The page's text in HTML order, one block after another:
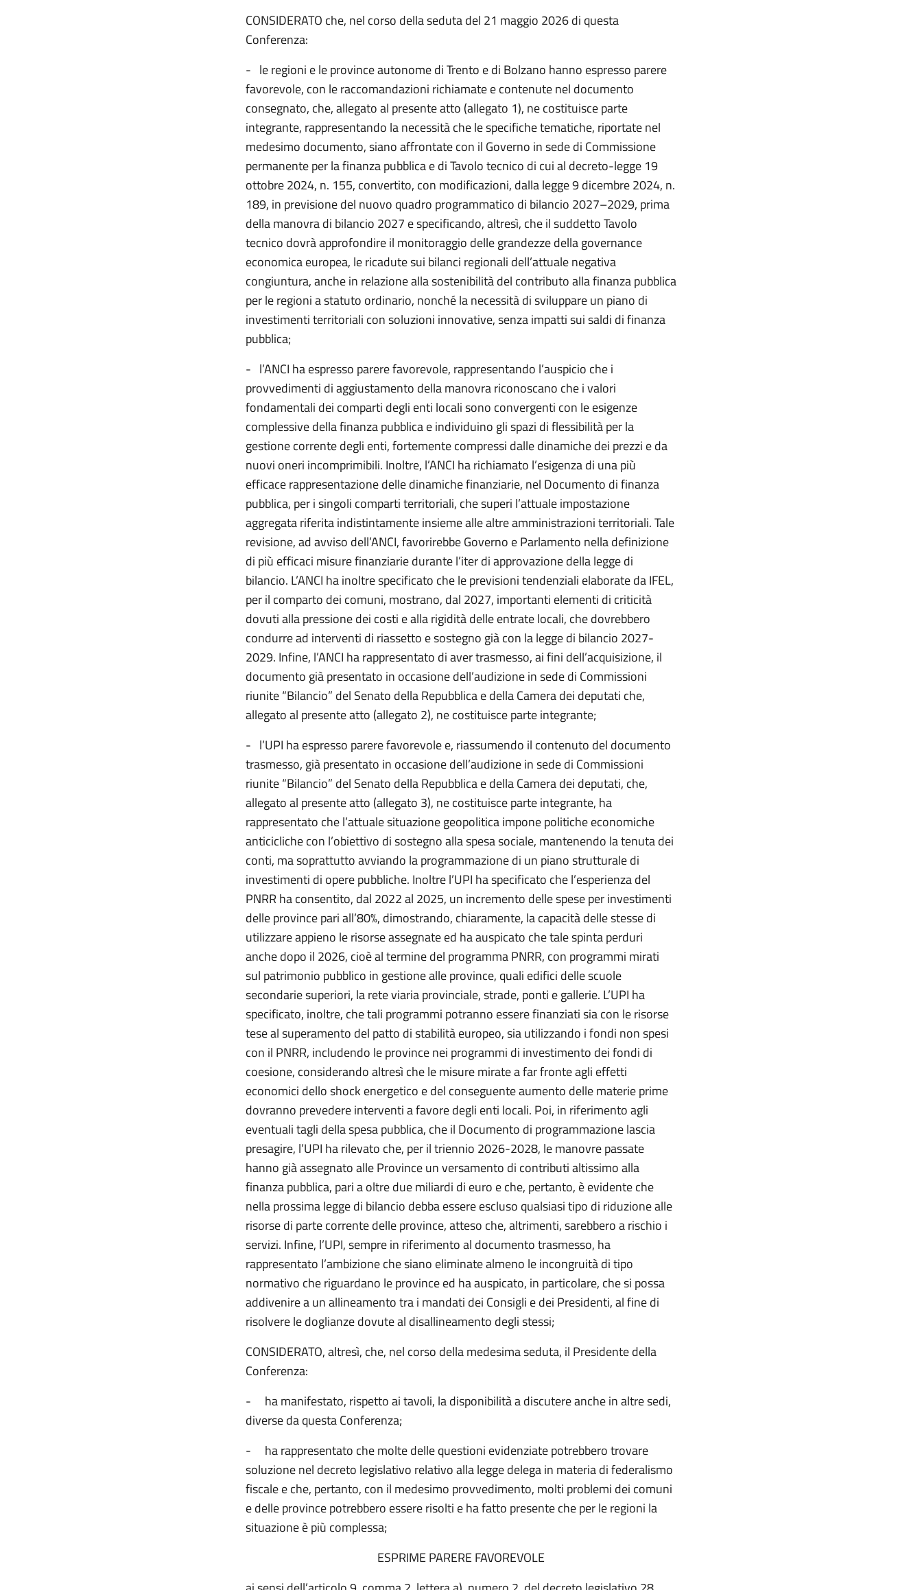
CONSIDERATO che, nel corso della seduta del 21 maggio 2026 di questa
Conferenza:
- le regioni e le province autonome di Trento e di Bolzano hanno espresso parere
favorevole, con le raccomandazioni richiamate e contenute nel documento
consegnato, che, allegato al presente atto (allegato 1), ne costituisce parte
integrante, rappresentando la necessità che le specifiche tematiche, riportate nel
medesimo documento, siano affrontate con il Governo in sede di Commissione
permanente per la finanza pubblica e di Tavolo tecnico di cui al decreto-legge 19
ottobre 2024, n. 155, convertito, con modificazioni, dalla legge 9 dicembre 2024, n.
189, in previsione del nuovo quadro programmatico di bilancio 2027–2029, prima
della manovra di bilancio 2027 e specificando, altresì, che il suddetto Tavolo
tecnico dovrà approfondire il monitoraggio delle grandezze della governance
economica europea, le ricadute sui bilanci regionali dell’attuale negativa
congiuntura, anche in relazione alla sostenibilità del contributo alla finanza pubblica
per le regioni a statuto ordinario, nonché la necessità di sviluppare un piano di
investimenti territoriali con soluzioni innovative, senza impatti sui saldi di finanza
pubblica;
- l’ANCI ha espresso parere favorevole, rappresentando l’auspicio che i
provvedimenti di aggiustamento della manovra riconoscano che i valori
fondamentali dei comparti degli enti locali sono convergenti con le esigenze
complessive della finanza pubblica e individuino gli spazi di flessibilità per la
gestione corrente degli enti, fortemente compressi dalle dinamiche dei prezzi e da
nuovi oneri incomprimibili. Inoltre, l’ANCI ha richiamato l’esigenza di una più
efficace rappresentazione delle dinamiche finanziarie, nel Documento di finanza
pubblica, per i singoli comparti territoriali, che superi l’attuale impostazione
aggregata riferita indistintamente insieme alle altre amministrazioni territoriali. Tale
revisione, ad avviso dell’ANCI, favorirebbe Governo e Parlamento nella definizione
di più efficaci misure finanziarie durante l’iter di approvazione della legge di
bilancio. L’ANCI ha inoltre specificato che le previsioni tendenziali elaborate da IFEL,
per il comparto dei comuni, mostrano, dal 2027, importanti elementi di criticità
dovuti alla pressione dei costi e alla rigidità delle entrate locali, che dovrebbero
condurre ad interventi di riassetto e sostegno già con la legge di bilancio 2027-
2029. Infine, l’ANCI ha rappresentato di aver trasmesso, ai fini dell’acquisizione, il
documento già presentato in occasione dell’audizione in sede di Commissioni
riunite “Bilancio” del Senato della Repubblica e della Camera dei deputati che,
allegato al presente atto (allegato 2), ne costituisce parte integrante;
- l’UPI ha espresso parere favorevole e, riassumendo il contenuto del documento
trasmesso, già presentato in occasione dell’audizione in sede di Commissioni
riunite “Bilancio” del Senato della Repubblica e della Camera dei deputati, che,
allegato al presente atto (allegato 3), ne costituisce parte integrante, ha
rappresentato che l’attuale situazione geopolitica impone politiche economiche
anticicliche con l’obiettivo di sostegno alla spesa sociale, mantenendo la tenuta dei
conti, ma soprattutto avviando la programmazione di un piano strutturale di
investimenti di opere pubbliche. Inoltre l’UPI ha specificato che l’esperienza del
PNRR ha consentito, dal 2022 al 2025, un incremento delle spese per investimenti
delle province pari all’80%, dimostrando, chiaramente, la capacità delle stesse di
utilizzare appieno le risorse assegnate ed ha auspicato che tale spinta perduri
anche dopo il 2026, cioè al termine del programma PNRR, con programmi mirati
sul patrimonio pubblico in gestione alle province, quali edifici delle scuole
secondarie superiori, la rete viaria provinciale, strade, ponti e gallerie. L’UPI ha
specificato, inoltre, che tali programmi potranno essere finanziati sia con le risorse
tese al superamento del patto di stabilità europeo, sia utilizzando i fondi non spesi
con il PNRR, includendo le province nei programmi di investimento dei fondi di
coesione, considerando altresì che le misure mirate a far fronte agli effetti
economici dello shock energetico e del conseguente aumento delle materie prime
dovranno prevedere interventi a favore degli enti locali. Poi, in riferimento agli
eventuali tagli della spesa pubblica, che il Documento di programmazione lascia
presagire, l’UPI ha rilevato che, per il triennio 2026-2028, le manovre passate
hanno già assegnato alle Province un versamento di contributi altissimo alla
finanza pubblica, pari a oltre due miliardi di euro e che, pertanto, è evidente che
nella prossima legge di bilancio debba essere escluso qualsiasi tipo di riduzione alle
risorse di parte corrente delle province, atteso che, altrimenti, sarebbero a rischio i
servizi. Infine, l’UPI, sempre in riferimento al documento trasmesso, ha
rappresentato l’ambizione che siano eliminate almeno le incongruità di tipo
normativo che riguardano le province ed ha auspicato, in particolare, che si possa
addivenire a un allineamento tra i mandati dei Consigli e dei Presidenti, al fine di
risolvere le doglianze dovute al disallineamento degli stessi;
CONSIDERATO, altresì, che, nel corso della medesima seduta, il Presidente della
Conferenza:
- ha manifestato, rispetto ai tavoli, la disponibilità a discutere anche in altre sedi,
diverse da questa Conferenza;
- ha rappresentato che molte delle questioni evidenziate potrebbero trovare
soluzione nel decreto legislativo relativo alla legge delega in materia di federalismo
fiscale e che, pertanto, con il medesimo provvedimento, molti problemi dei comuni
e delle province potrebbero essere risolti e ha fatto presente che per le regioni la
situazione è più complessa;
ESPRIME PARERE FAVOREVOLE